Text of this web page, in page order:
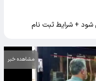
شود + شرایط ثبت نام
مشاهده خبر